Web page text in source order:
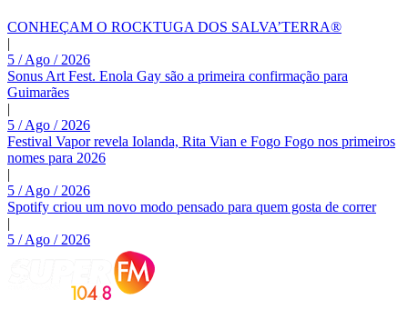
CONHEÇAM O ROCKTUGA DOS SALVA’TERRA®
|
5 / Ago / 2026
Sonus Art Fest. Enola Gay são a primeira confirmação para
Guimarães
|
5 / Ago / 2026
Festival Vapor revela Iolanda, Rita Vian e Fogo Fogo nos primeiros
nomes para 2026
|
5 / Ago / 2026
Spotify criou um novo modo pensado para quem gosta de correr
|
5 / Ago / 2026